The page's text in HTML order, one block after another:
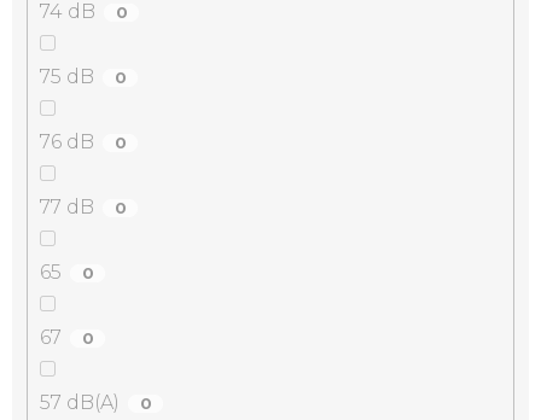
74 dB 0
75 dB 0
76 dB 0
77 dB 0
65 0
67 0
57 dB(A) 0